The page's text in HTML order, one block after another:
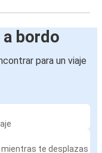
bordo
para un viaje
te desplazas